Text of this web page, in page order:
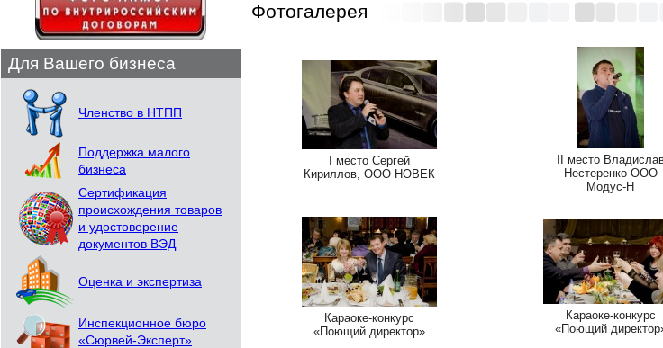
Для Вашего бизнеса
Членство в НТПП
Поддержка малого
бизнеса
Сертификация
происхождения товаров
и удостоверение
документов ВЭД
Оценка и экспертиза
Инспекционное бюро
«Сюрвей-Эксперт»
Фотогалерея
I место Сергей
Кириллов, ООО НОВЕК
II место
Нестеренко ООО
Модус-Н
Караоке-конкурс
«Поющий директор»
Караоке-конкурс
«Поющий